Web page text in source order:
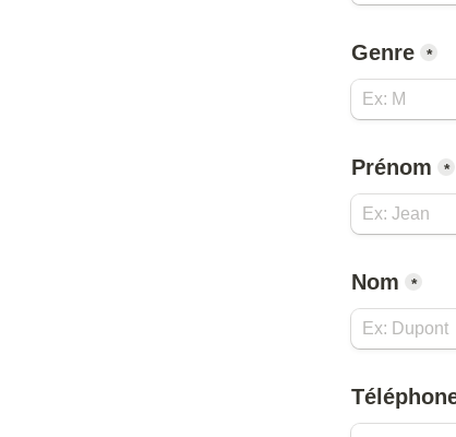
Genre *
Prénom *
Nom *